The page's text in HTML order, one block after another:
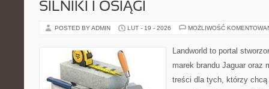
SILNIKI I OSIĄGI
POSTED BY ADMIN LUT - 19 - 2026 MOŻLIWOŚĆ
Landworld to portal
marek brandu Jaguar oraz
treści dla tych, którzy chcą